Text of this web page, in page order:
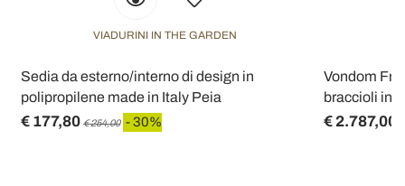
VIADURINI IN THE GARDEN
Sedia da esterno/interno di design in
polipropilene made in Italy Peia
€ 177,80 € 254,00 - 30%
Vondom
braccioli in
€ 2.787,00